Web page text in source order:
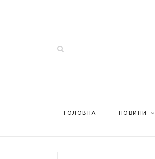
ГОЛОВНА НОВИНИ